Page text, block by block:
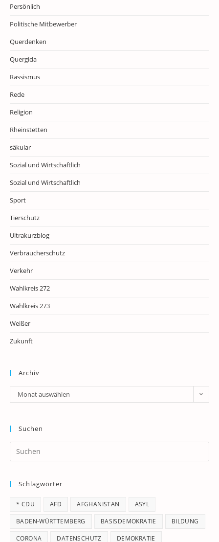
Persönlich
Politische Mitbewerber
Querdenken
Quergida
Rassismus
Rede
Religion
Rheinstetten
säkular
Sozial und Wirtschaftlich
Sozial und Wirtschaftlich
Sport
Tierschutz
Ultrakurzblog
Verbraucherschutz
Verkehr
Wahlkreis 272
Wahlkreis 273
Weißer
Zukunft
Archiv
Archiv
Monat auswählen
Suchen
Schlagwörter
* CDU AFD AFGHANISTAN ASYL
BADEN-WÜRTTEMBERG BASISDEMOKRATIE BILDUNG
CORONA DATENSCHUTZ DEMOKRATIE